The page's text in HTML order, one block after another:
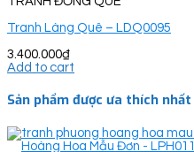
Tranh Làng Quê – LDQ0095
3.400.000₫
Add to cart
Sản phẩm được ưa thích nhất